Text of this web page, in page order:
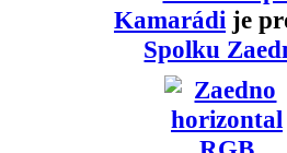
Kamarádi je
Spolku